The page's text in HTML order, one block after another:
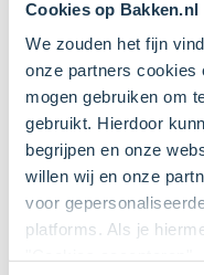
Cookies op Bakken.nl
We zouden het fijn
onze partners cookies
mogen gebruiken om
gebruikt. Hierdoor
begrijpen en onze
willen wij en onze
voor
platforms. Als je
5 Stuk(s)
Kommetje
Bestel
bij ons